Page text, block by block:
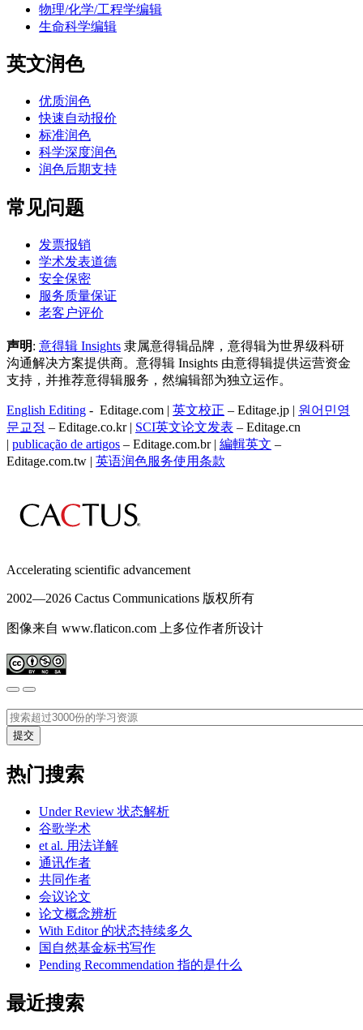
物理/化学/工程学编辑
生命科学编辑
英文润色
优质润色
快速自动报价
标准润色
科学深度润色
润色后期支持
常见问题
发票报销
学术发表道德
安全保密
服务质量保证
老客户评价
声明: 意得辑 Insights 隶属意得辑品牌，意得辑为世界级科研
沟通解决方案提供商。意得辑 Insights 由意得辑提供运营资金
支持，并推荐意得辑服务，然编辑部为独立运作。
English Editing - Editage.com | 英文校正 – Editage.jp | 원어민영
문교정 – Editage.co.kr | SCI英文论文发表 – Editage.cn
| publicação de artigos – Editage.com.br | 編輯英文 –
Editage.com.tw | 英语润色服务使用条款
Accelerating scientific advancement
2002—2026 Cactus Communications 版权所有
图像来自 www.flaticon.com 上多位作者所设计
热门搜索
Under Review 状态解析
谷歌学术
et al. 用法详解
通讯作者
共同作者
会议论文
论文概念辨析
With Editor 的状态持续多久
国自然基金标书写作
Pending Recommendation 指的是什么
最近搜索